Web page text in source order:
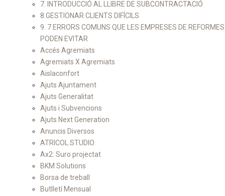
7. INTRODUCCIÓ AL LLIBRE DE SUBCONTRACTACIÓ
8.GESTIONAR CLIENTS DIFÍCILS
9. 7 ERRORS COMUNS QUE LES EMPRESES DE REFORMES
PODEN EVITAR
Accés Agremiats
Agremiats X Agremiats
Aislaconfort
Ajuts Ajuntament
Ajuts Generalitat
Ajuts i Subvencions
Ajuts Next Generation
Anuncis Diversos
ATRICOL.STUDIO
Ax2: Suro projectat
BKM Solutions
Borsa de treball
Butlletí Mensual